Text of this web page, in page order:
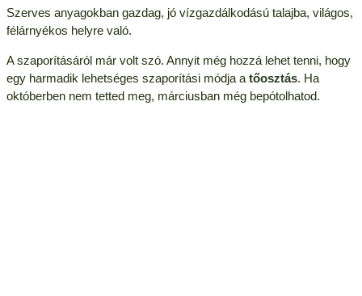
Szerves anyagokban gazdag, jó vízgazdálkodású talajba, világos,
félárnyékos helyre való.
A szaporításáról már volt szó. Annyit még hozzá lehet tenni, hogy
egy harmadik lehetséges szaporítási módja a tőosztás. Ha
októberben nem tetted meg, márciusban még bepótolhatod.